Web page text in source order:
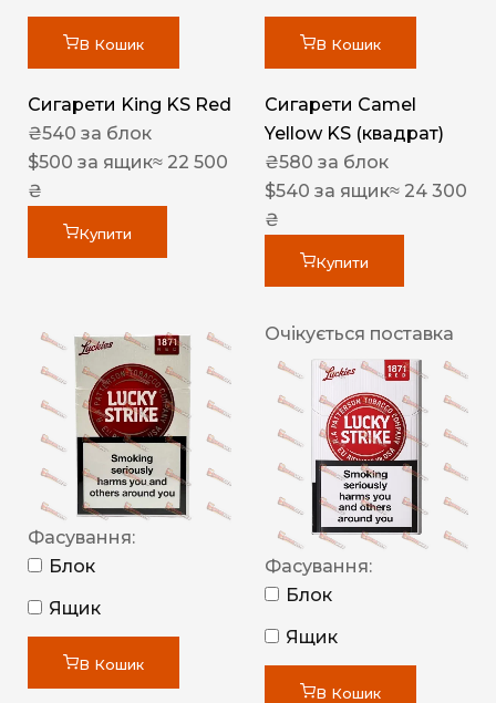
В Кошик
Сигарети King KS Red
₴540 за блок
$500 за ящик≈ 22 500
₴
Купити
В Кошик
Сигарети Camel
Yellow KS (квадрат)
₴580 за блок
$540 за ящик≈ 24 300
₴
Купити
Фасування:
Блок
Ящик
В Кошик
Очікується поставка
Фасування:
Блок
Ящик
В Кошик